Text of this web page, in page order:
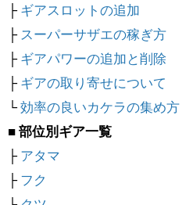
├ギアスロットの追加
├スーパーサザエの稼ぎ方
├ギアパワーの追加と削除
├ギアの取り寄せについて
└効率の良いカケラの集め方
■ 部位別ギア一覧
├アタマ
├フク